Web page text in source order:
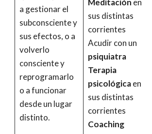
a gestionar el
subconsciente y
sus efectos, o a
volverlo
consciente y
reprogramarlo
o a funcionar
desde un lugar
distinto.
Meditación en
sus distintas
corrientes
Acudir con un
psiquiatra
Terapia
psicológicaen
sus distintas
corrientes
Coaching